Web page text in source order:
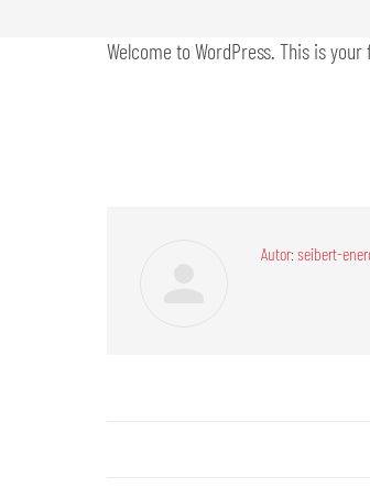
Welcome to WordPress. This is
Autor: seibert-